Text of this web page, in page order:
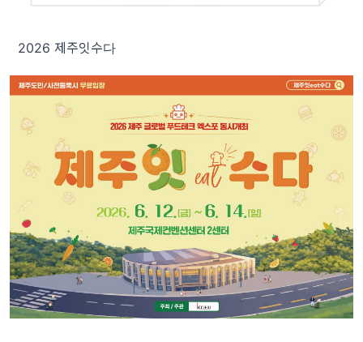
2026 제주잇수다